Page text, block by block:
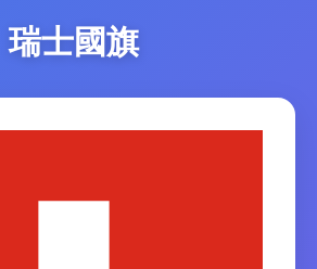
瑞士國旗